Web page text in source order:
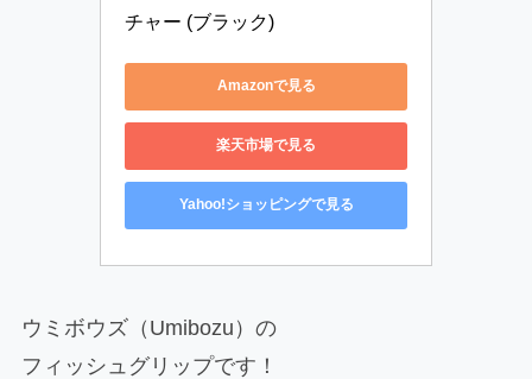
チャー (ブラック)
Amazonで見る
楽天市場で見る
Yahoo!ショッピングで見る
ウミボウズ（Umibozu）の
フィッシュグリップです！